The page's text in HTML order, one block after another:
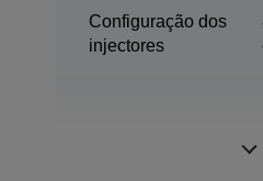
Configuração dos
injectores